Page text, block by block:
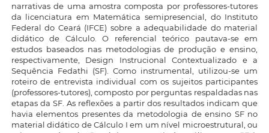
narrativas de uma amostra composta por professores-tutores
da licenciatura em Matemática semipresencial, do Instituto
Federal do Ceará (IFCE) sobre a adequabilidade do material
didático de Cálculo. O referencial teórico pautava-se em
estudos baseados nas metodologias de produção e ensino,
respectivamente, Design Instrucional Contextualizado e a
Sequência Fedathi (SF). Como instrumental, utilizou-se um
roteiro de entrevista individual com os sujeitos participantes
(professores-tutores), composto por perguntas respaldadas nas
etapas da SF. As reflexões a partir dos resultados indicam que
havia elementos presentes da metodologia de ensino SF no
material didático de Cálculo I em um nível microestrutural, ou